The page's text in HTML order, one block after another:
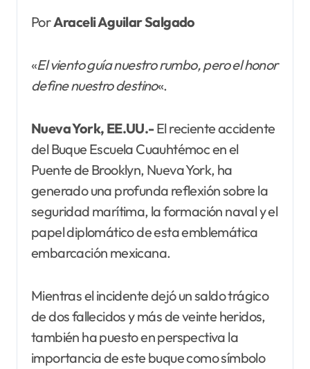
PorAraceli Aguilar Salgado
«El viento guía nuestro rumbo, pero el honor
define nuestro destino«.
Nueva York, EE.UU.-El reciente accidente
del Buque Escuela Cuauhtémoc en el
Puente de Brooklyn, Nueva York, ha
generado una profunda reflexión sobre la
seguridad marítima, la formación naval y el
papel diplomático de esta emblemática
embarcación mexicana.
Mientras el incidente dejó un saldo trágico
de dos fallecidos y más de veinte heridos,
también ha puesto en perspectiva la
importancia de este buque como símbolo